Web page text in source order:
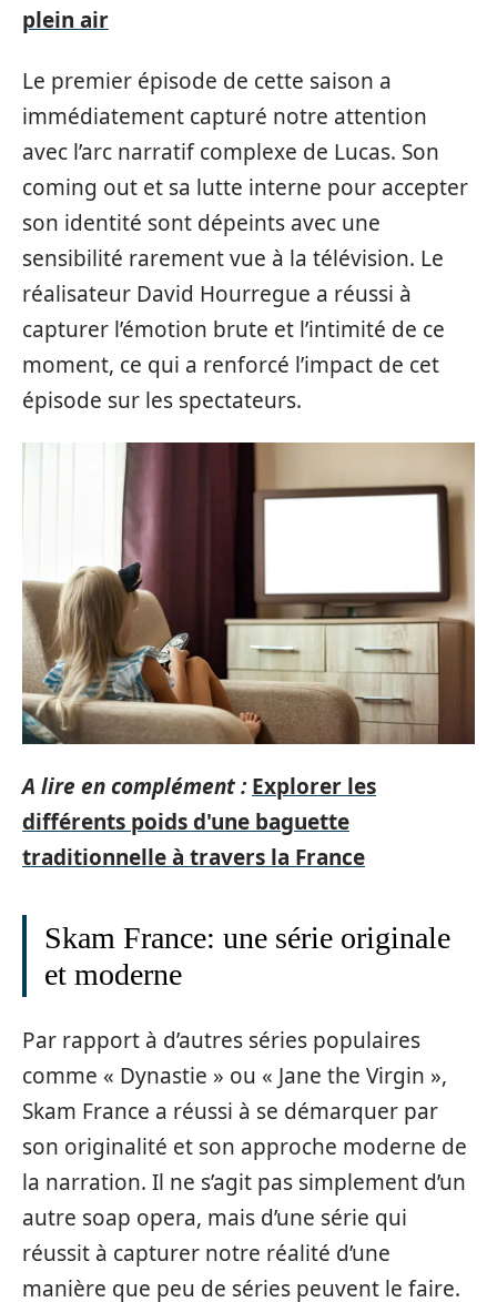
plein air
Le premier épisode de cette saison a
immédiatement capturé notre attention
avec l’arc narratif complexe de Lucas. Son
coming out et sa lutte interne pour accepter
son identité sont dépeints avec une
sensibilité rarement vue à la télévision. Le
réalisateur David Hourregue a réussi à
capturer l’émotion brute et l’intimité de ce
moment, ce qui a renforcé l’impact de cet
épisode sur les spectateurs.
A lire en complément : Explorer les
différents poids d'une baguette
traditionnelle à travers la France
Skam France: une série originale
et moderne
Par rapport à d’autres séries populaires
comme « Dynastie » ou « Jane the Virgin »,
Skam France a réussi à se démarquer par
son originalité et son approche moderne de
la narration. Il ne s’agit pas simplement d’un
autre soap opera, mais d’une série qui
réussit à capturer notre réalité d’une
manière que peu de séries peuvent le faire.